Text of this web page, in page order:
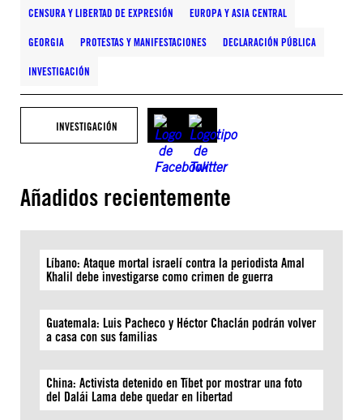
CENSURA Y LIBERTAD DE EXPRESIÓN EUROPA Y ASIA CENTRAL
GEORGIA PROTESTAS Y MANIFESTACIONES DECLARACIÓN PÚBLICA
INVESTIGACIÓN
INVESTIGACIÓN
Añadidos recientemente
Líbano: Ataque mortal israelí contra la periodista Amal
Khalil debe investigarse como crimen de guerra
Guatemala: Luis Pacheco y Héctor Chaclán podrán volver
a casa con sus familias
China: Activista detenido en Tíbet por mostrar una foto
del Dalái Lama debe quedar en libertad